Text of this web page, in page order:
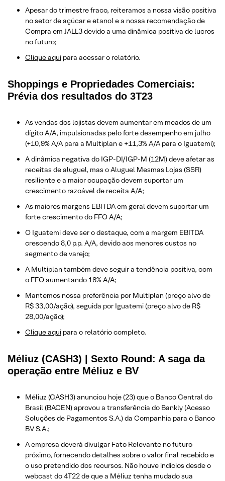
Apesar do trimestre fraco, reiteramos a nossa visão positiva
no setor de açúcar e etanol e a nossa recomendação de
Compra em JALL3 devido a uma dinâmica positiva de lucros
no futuro;
Clique aqui para acessar o relatório.
Shoppings e Propriedades Comerciais:
Prévia dos resultados do 3T23
As vendas dos lojistas devem aumentar em meados de um
dígito A/A, impulsionadas pelo forte desempenho em julho
(+10,9% A/A para a Multiplan e +11,3% A/A para o Iguatemi);
A dinâmica negativa do IGP-DI/IGP-M (12M) deve afetar as
receitas de aluguel, mas o Aluguel Mesmas Lojas (SSR)
resiliente e a maior ocupação devem suportar um
crescimento razoável de receita A/A;
As maiores margens EBITDA em geral devem suportar um
forte crescimento do FFO A/A;
O Iguatemi deve ser o destaque, com a margem EBITDA
crescendo 8,0 p.p. A/A, devido aos menores custos no
segmento de varejo;
A Multiplan também deve seguir a tendência positiva, com
o FFO aumentando 18% A/A;
Mantemos nossa preferência por Multiplan (preço alvo de
R$ 33,00/ação), seguida por Iguatemi (preço alvo de R$
28,00/ação);
Clique aqui para o relatório completo.
Méliuz (CASH3) | Sexto Round: A saga da
operação entre Méliuz e BV
Méliuz (CASH3) anunciou hoje (23) que o Banco Central do
Brasil (BACEN) aprovou a transferência do Bankly (Acesso
Soluções de Pagamentos S.A.) da Companhia para o Banco
BV S.A.;
A empresa deverá divulgar Fato Relevante no futuro
próximo, fornecendo detalhes sobre o valor final recebido e
o uso pretendido dos recursos. Não houve indícios desde o
webcast do 4T22 de que a Méliuz tenha mudado sua